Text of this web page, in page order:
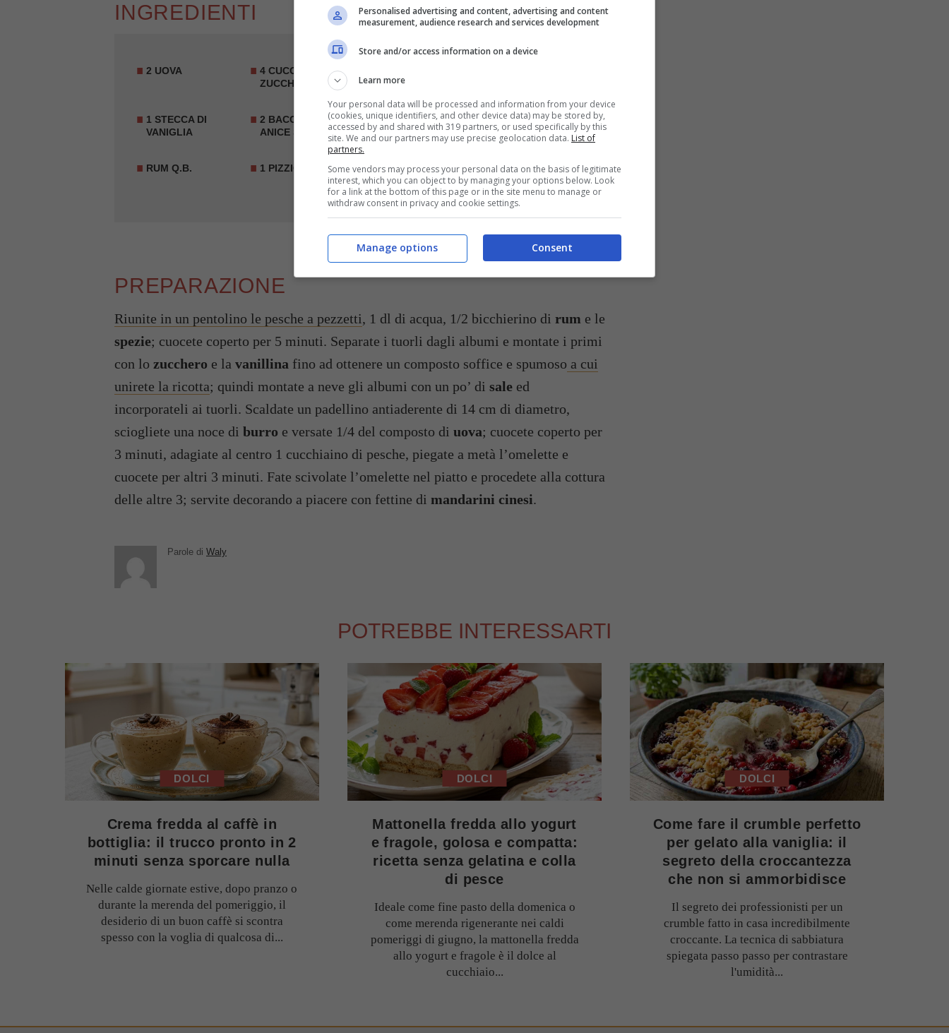
INGREDIENTI
2 UOVA
4 CUCCHIAI DI
ZUCCHERO
DISIDRATATE
1 STECCA DI
VANIGLIA
2 BACCHE DI
ANICE STELLATO
1 PEZZETTO DI
CANNELLA
20 GR DI BURRO
RUM Q.B. 1 PIZZICO DI SALE
4 MANDARINI
CINESI
250 GR DI
RICOTTA FRESCA
PREPARAZIONE
Riunite in un pentolino le pesche a pezzetti, 1 dl di acqua, 1/2 bicchierino di rum e le
spezie; cuocete coperto per 5 minuti. Separate i tuorli dagli albumi e montate i primi
con lo zucchero e la vanillina fino ad ottenere un composto soffice e spumoso a cui
unirete la ricotta; quindi montate a neve gli albumi con un po’ di sale ed
incorporateli ai tuorli. Scaldate un padellino antiaderente di 14 cm di diametro,
sciogliete una noce di burro e versate 1/4 del composto di uova; cuocete coperto per
3 minuti, adagiate al centro 1 cucchiaino di pesche, piegate a metà l’omelette e
cuocete per altri 3 minuti. Fate scivolate l’omelette nel piatto e procedete alla cottura
delle altre 3; servite decorando a piacere con fettine di mandarini cinesi.
Parole di Waly
POTREBBE INTERESSARTI
DOLCI
Crema fredda al caffè in
bottiglia: il trucco pronto in 2
minuti senza sporcare nulla
Nelle calde giornate estive, dopo pranzo o
durante la merenda del pomeriggio, il
desiderio di un buon caffè si scontra
spesso con la voglia di qualcosa di...
DOLCI
Mattonella fredda allo yogurt
e fragole, golosa e compatta:
ricetta senza gelatina e colla
di pesce
Ideale come fine pasto della domenica o
come merenda rigenerante nei caldi
pomeriggi di giugno, la mattonella fredda
allo yogurt e fragole è il dolce al
cucchiaio...
DOLCI
Come fare il crumble perfetto
per gelato alla vaniglia: il
segreto della croccantezza
che non si ammorbidisce
Il segreto dei professionisti per un
crumble fatto in casa incredibilmente
croccante. La tecnica di sabbiatura
spiegata passo passo per contrastare
l'umidità...
Personalised advertising and content, advertising and content
measurement, audience research and services development
Store and/or access information on a device
Learn more
Your personal data will be processed and information from your device
(cookies, unique identifiers, and other device data) may be stored by,
accessed by and shared with 319 partners, or used specifically by this
site. We and our partners may use precise geolocation data. List of
partners.
Some vendors may process your personal data on the basis of legitimate
interest, which you can object to by managing your options below. Look
for a link at the bottom of this page or in the site menu to manage or
withdraw consent in privacy and cookie settings.
Consent
Manage options